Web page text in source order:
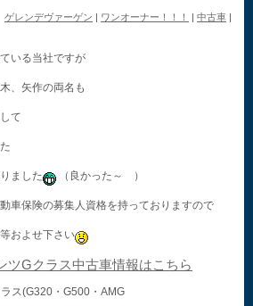
ゲレンデヴァーゲン | ワンオーナー！！！ |中古車 |
いる当社ですが
、矢作の両名も
て
ました （良かった～ ）
車保険の募集人資格を持っておりますので
およせ下さい
ツGクラス中古車情報はこちら
ス(G320・G500・AMG